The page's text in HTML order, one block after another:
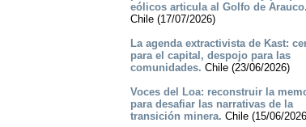
eólicos articula al Golfo de Arauco.
Chile (17/07/2026)
La agenda extractivista de Kast:
para el capital, despojo para las
comunidades. Chile (23/06/2026)
Voces del Loa: reconstruir la
para desafiar las narrativas de la
transición minera. Chile (15/06/